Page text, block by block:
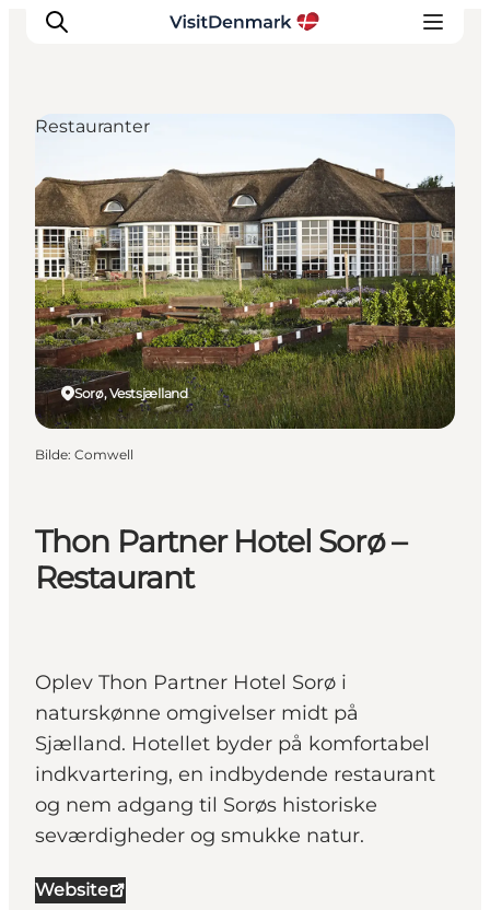
Inspirasjon
Reisemål
Aktiviteter
Overnatting
Planlegg reisen
Thon Partner Hotel Sorø –
Restaurant
Oplev Thon Partner Hotel Sorø i
naturskønne omgivelser midt på
Sjælland. Hotellet byder på komfortabel
indkvartering, en indbydende restaurant
og nem adgang til Sorøs historiske
seværdigheder og smukke natur.
Website
Sorø, Vestsjælland
Restauranter
Bilde: Comwell